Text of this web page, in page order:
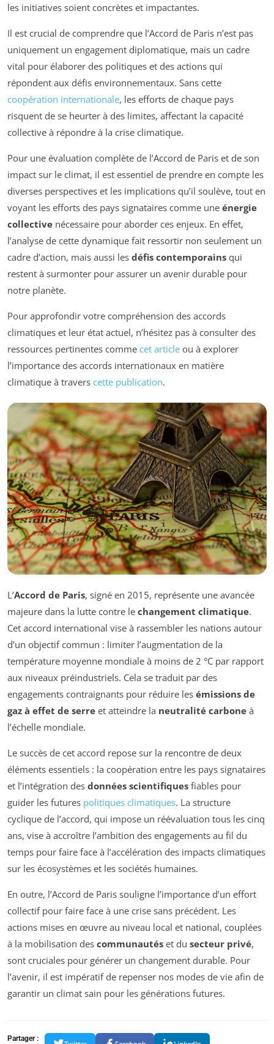
les initiatives soient concrètes et impactantes.
Il est crucial de comprendre que l’Accord de Paris n’est pas
uniquement un engagement diplomatique, mais un cadre
vital pour élaborer des politiques et des actions qui
répondent aux défis environnementaux. Sans cette
coopération internationale, les efforts de chaque pays
risquent de se heurter à des limites, affectant la capacité
collective à répondre à la crise climatique.
Pour une évaluation complète de l’Accord de Paris et de son
impact sur le climat, il est essentiel de prendre en compte les
diverses perspectives et les implications qu’il soulève, tout en
voyant les efforts des pays signataires comme une énergie
collective nécessaire pour aborder ces enjeux. En effet,
l’analyse de cette dynamique fait ressortir non seulement un
cadre d’action, mais aussi les défis contemporains qui
restent à surmonter pour assurer un avenir durable pour
notre planète.
Pour approfondir votre compréhension des accords
climatiques et leur état actuel, n’hésitez pas à consulter des
ressources pertinentes comme cet article ou à explorer
l’importance des accords internationaux en matière
climatique à travers cette publication.
L’Accord de Paris, signé en 2015, représente une avancée
majeure dans la lutte contre le changement climatique.
Cet accord international vise à rassembler les nations autour
d’un objectif commun : limiter l’augmentation de la
température moyenne mondiale à moins de 2 °C par rapport
aux niveaux préindustriels. Cela se traduit par des
engagements contraignants pour réduire les émissions de
gaz à effet de serre et atteindre la neutralité carbone à
l’échelle mondiale.
Le succès de cet accord repose sur la rencontre de deux
éléments essentiels : la coopération entre les pays signataires
et l’intégration des données scientifiques fiables pour
guider les futures politiques climatiques. La structure
cyclique de l’accord, qui impose un réévaluation tous les cinq
ans, vise à accroître l’ambition des engagements au fil du
temps pour faire face à l’accélération des impacts climatiques
sur les écosystèmes et les sociétés humaines.
En outre, l’Accord de Paris souligne l’importance d’un effort
collectif pour faire face à une crise sans précédent. Les
actions mises en œuvre au niveau local et national, couplées
à la mobilisation des communautés et du secteur privé,
sont cruciales pour générer un changement durable. Pour
l’avenir, il est impératif de repenser nos modes de vie afin de
garantir un climat sain pour les générations futures.
Partager :